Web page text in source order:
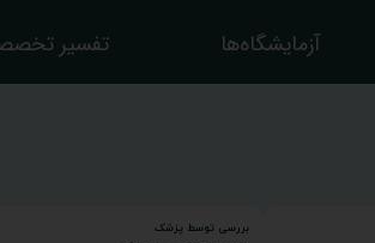
آزمایشگاه‌ها تفسیر
بررسی توسط پزشک